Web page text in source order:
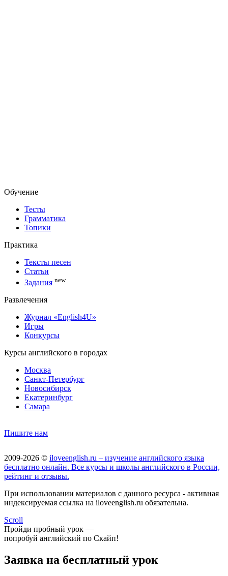
Обучение
Тесты
Грамматика
Топики
Практика
Тексты песен
Статьи
Задания new
Развлечения
Журнал «English4U»
Игры
Конкурсы
Курсы английского в городах
Москва
Санкт-Петербург
Новосибирск
Екатеринбург
Самара
Пишите нам
2009-2026 © iloveenglish.ru – изучение английского языка
бесплатно онлайн. Все курсы и школы английского в России,
рейтинг и отзывы.
При использовании материалов с данного ресурса - активная
индексируемая ссылка на iloveenglish.ru обязательна.
Scroll
Пройди пробный урок —
попробуй английский по Скайп!
Заявка на бесплатный урок